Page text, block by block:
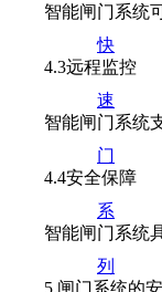
快
速
门
系
列
智能闸门系统可
4.3远程监控
智能闸门系统支
4.4安全保障
智能闸门系统具
5.闸门系统的安